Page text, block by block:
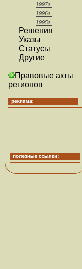
1997г.
1996г.
1995г.
Решения
Указы
Статусы
Другие
Правовые акты
регионов